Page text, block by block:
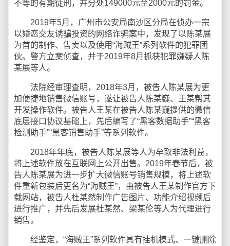
不等的有期徒刑，并分处149000元至2000元的罚金。
2019年5月，广州市公安局南沙区分局在侦办一宗
以婚恋交友诱骗投资的网络诈骗案中，发现了以陈某展
为首的制作、售卖以及使用“海贼王”系列软件的犯罪团
伙。警方立案侦查，并于2019年8月抓获犯罪嫌疑人陈
某展等人。
法院经审理查明，2018年3月，被告人陈某展为更
加便捷地销售微信账号，遂让被告人陈某巍、王某帮其
开发操作软件。被告人王某在被告人陈某巍提供的微信
底层接口协议基础上，先后编写了“黑客数据助手”“黑客
检测助手”“黑客销售助手”等系列软件。
2018年年底，被告人陈某展等人为牟取非法利益，
将上述软件放在互联网上公开出售。2019年春节后，被
告人陈某展为进一步扩大微信账号销售规模，将上述软
件重新包装后更名为“海贼王”，由被告人王某制作官方下
载网站，被告人杜某然制作广告图片、功能介绍视频后
进行推广，并先后发展杜某然、梁某伦等人为代理进行
销售。
经鉴定，“海贼王”系列软件具有挂机模式、一键删除